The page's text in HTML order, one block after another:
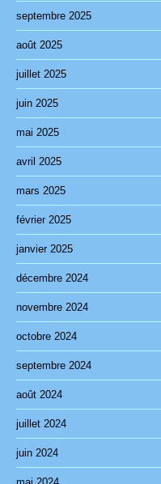
septembre 2025
août 2025
juillet 2025
juin 2025
mai 2025
avril 2025
mars 2025
février 2025
janvier 2025
décembre 2024
novembre 2024
octobre 2024
septembre 2024
août 2024
juillet 2024
juin 2024